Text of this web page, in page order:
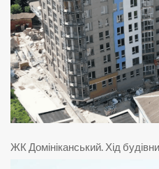
ЖК Домініканський. Хід